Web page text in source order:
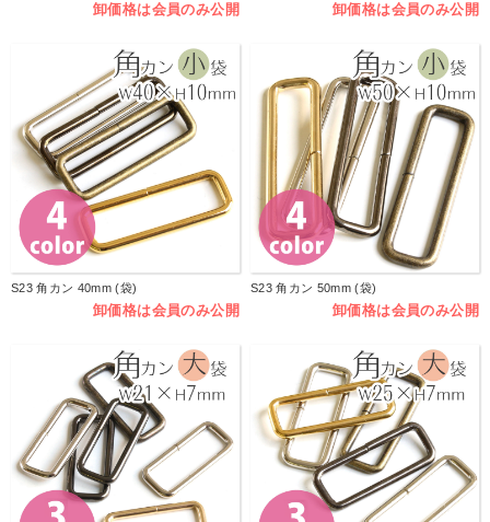
卸価格は会員のみ公開 卸価格は会員のみ公開
S23 角カン 40mm (袋)
卸価格は会員のみ公開
S23 角カン 50mm (袋)
卸価格は会員のみ公開